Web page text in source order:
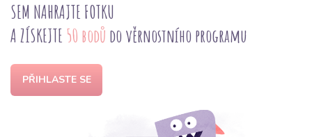
SEM NAHRAJTE FOTKU
A ZÍSKEJTE 50 bodů do věrnostního programu
PŘIHLASTE SE